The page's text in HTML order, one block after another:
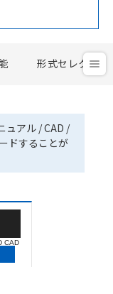
形式セレクタ
ュアル / CAD /
ドすることが
CAD